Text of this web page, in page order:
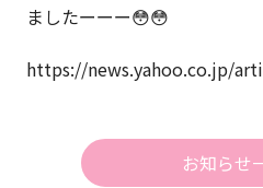
ましたーーー😳😳
https://news.yahoo.co.jp/
お知らせ